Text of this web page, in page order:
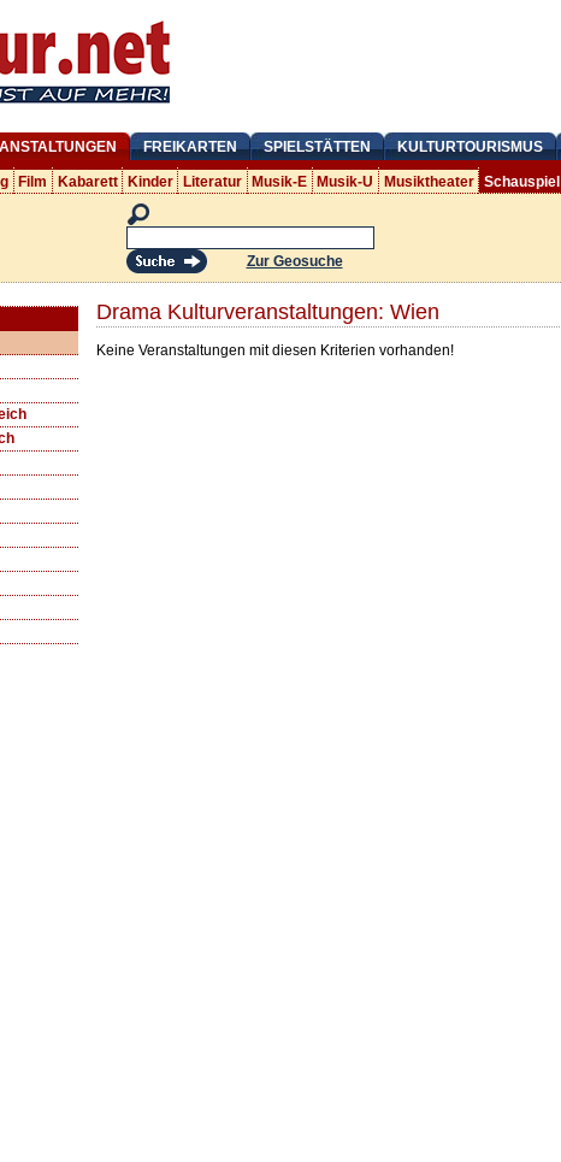
FREIKARTEN SPIELSTÄTTEN KULTURTOURISMUS
Film Kabarett Kinder Literatur Musik-E Musik-U Musiktheater Schauspiel
Zur Geosuche
Drama Kulturveranstaltungen: Wien
Keine Veranstaltungen mit diesen Kriterien vorhanden!